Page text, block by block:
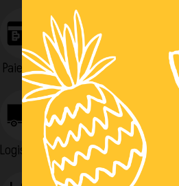
Paiement
Logistique